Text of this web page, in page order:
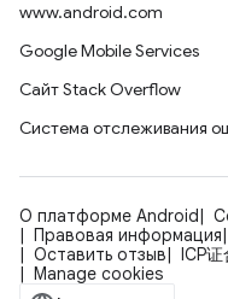
www.android.com
Google Mobile Services
Сайт Stack Overflow
Система отслеживания
О платформе Android
Правовая информация
Оставить отзыв
ICP
Manage cookies